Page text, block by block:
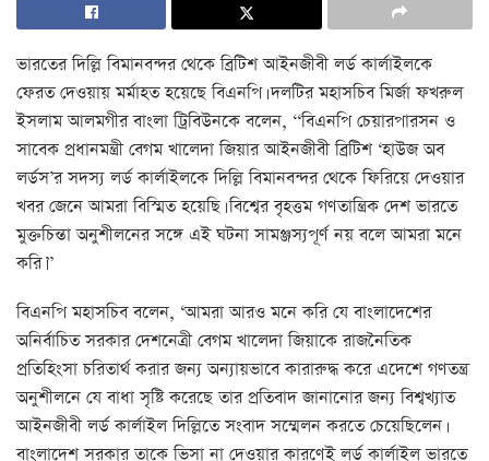
ভারতের দিল্লি বিমানবন্দর থেকে ব্রিটিশ আইনজীবী লর্ড কার্লাইলকে
ফেরত দেওয়ায় মর্মাহত হয়েছে বিএনপি। দলটির মহাসচিব মির্জা ফখরুল
ইসলাম আলমগীর বাংলা ট্রিবিউনকে বলেন, ‘‘বিএনপি চেয়ারপারসন ও
সাবেক প্রধানমন্ত্রী বেগম খালেদা জিয়ার আইনজীবী ব্রিটিশ ‘হাউজ অব
লর্ডস’র সদস্য লর্ড কার্লাইলকে দিল্লি বিমানবন্দর থেকে ফিরিয়ে দেওয়ার
খবর জেনে আমরা বিস্মিত হয়েছি। বিশ্বের বৃহত্তম গণতান্ত্রিক দেশ ভারতে
মুক্তচিন্তা অনুশীলনের সঙ্গে এই ঘটনা সামঞ্জস্যপূর্ণ নয় বলে আমরা মনে
করি।’’
বিএনপি মহাসচিব বলেন, ‘আমরা আরও মনে করি যে বাংলাদেশের
অনির্বাচিত সরকার দেশনেত্রী বেগম খালেদা জিয়াকে রাজনৈতিক
প্রতিহিংসা চরিতার্থ করার জন্য অন্যায়ভাবে কারারুদ্ধ করে এদেশে গণতন্ত্র
অনুশীলনে যে বাধা সৃষ্টি করেছে তার প্রতিবাদ জানানোর জন্য বিশ্বখ্যাত
আইনজীবী লর্ড কার্লাইল দিল্লিতে সংবাদ সম্মেলন করতে চেয়েছিলেন।
বাংলাদেশ সরকার তাকে ভিসা না দেওয়ার কারণেই লর্ড কার্লাইল ভারতে